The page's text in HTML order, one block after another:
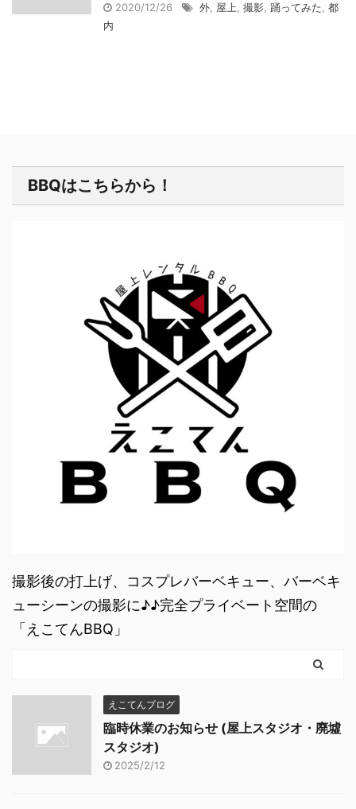
2020/12/26 外 屋上 撮影 踊ってみた 都
内
BBQはこちらから！
撮影後の打上げ、コスプレバーベキュー、バーベキ
ューシーンの撮影に♪♪完全プライベート空間の
「えこてんBBQ」
えこてんブログ
臨時休業のお知らせ (屋上スタジオ・廃墟
スタジオ)
2025/2/12